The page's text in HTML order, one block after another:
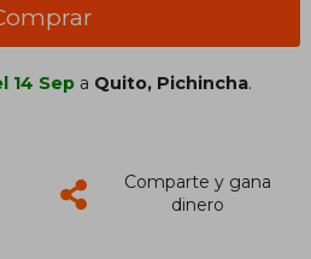
14 Sep a Quito, Pichincha.
Comparte y gana
dinero